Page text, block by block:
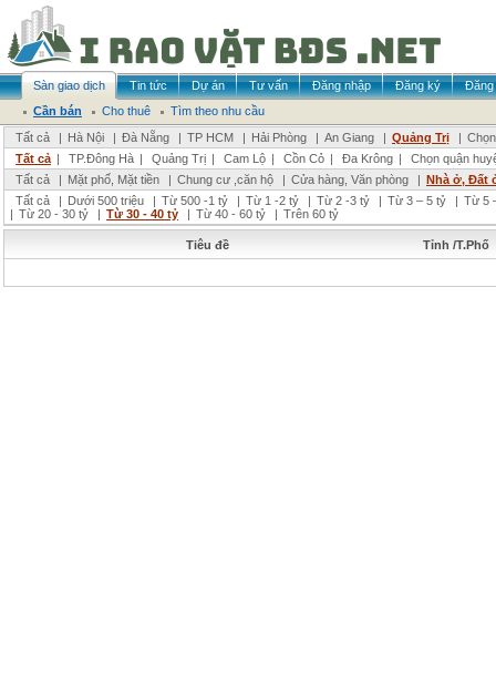
Sàn giao dịch Tin tức Dự án Tư vấn Đăng nhập Đăng ký
Đăng
Cần bán
Cho thuê
Tìm theo nhu cầu
Tất cả
| Hà Nội | Đà Nẵng | TP HCM | Hải Phòng | An Giang | Quảng Trị |
Tất cả | TP.Đông Hà | Quảng Trị | Cam Lộ | Cồn Cỏ | Đa Krông |
Chọn quận
Tất cả
| Mặt phố, Mặt tiền | Chung cư ,căn hộ | Cửa hàng, Văn phòng | Nhà ở, Đất
Tất cả
| Dưới 500 triệu | Từ 500 -1 tỷ | Từ 1 -2 tỷ | Từ 2 -3 tỷ | Từ 3 – 5 tỷ | Từ 5
| Từ 20 - 30 tỷ | Từ 30 - 40 tỷ | Từ 40 - 60 tỷ | Trên 60 tỷ
Tiêu đề Tỉnh /T.Phố